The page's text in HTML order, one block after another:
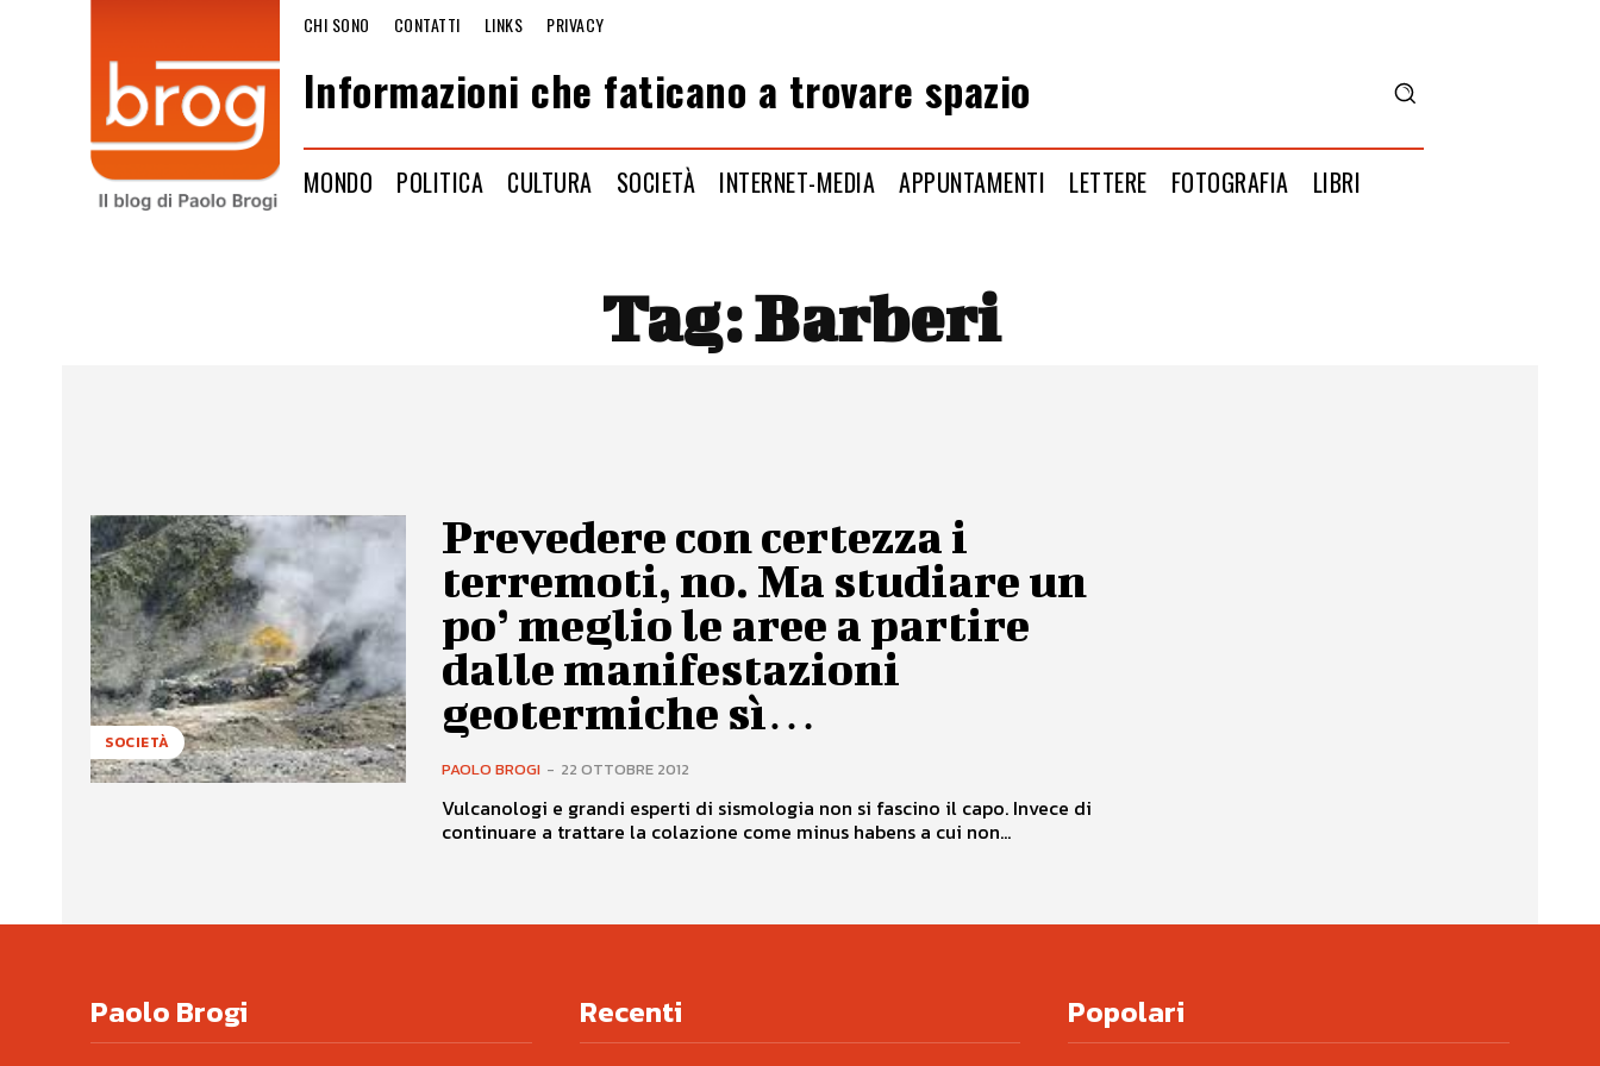
CHI SONO CONTATTI LINKS PRIVACY
Informazioni che faticano a trovare spazio
MONDO POLITICA CULTURA SOCIETÀ INTERNET-MEDIA APPUNTAMENTI LETTERE FOTOGRAFIA LIBRI
Tag:Barberi
SOCIETÀ
Prevedere con certezza i
terremoti, no. Ma studiare un
po’ meglio le aree a partire
dalle manifestazioni
geotermiche sì…
PAOLO BROGI - 22 OTTOBRE 2012
Vulcanologi e grandi esperti di sismologia non si fascino il capo. Invece di
continuare a trattare la colazione come minus habens a cui non...
Paolo Brogi Recenti Popolari